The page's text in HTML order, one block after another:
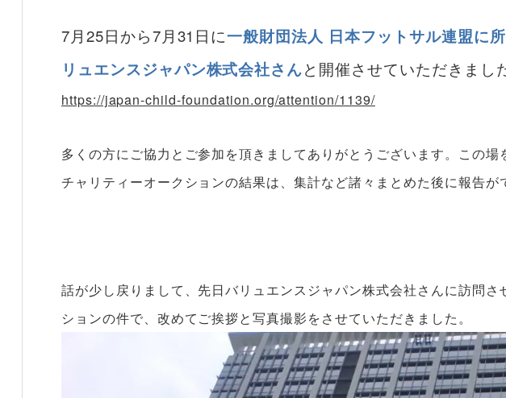
7月25日から7月31日に一般財団法人 日本フットサル連盟に
リュエンスジャパン株式会社さんと開催させていただきまし
https://japan-child-foundation.org/attention/1139/
多くの方にご協力とご参加を頂きましてありがとうございます。この場
チャリティーオークションの結果は、集計など諸々まとめた後に報告が
話が少し戻りまして、先日バリュエンスジャパン株式会社さんに訪問
ションの件で、改めてご挨拶と写真撮影をさせていただきました。